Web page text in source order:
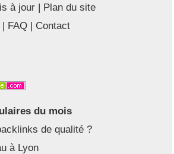
à jour | Plan du site
| FAQ | Contact
du mois
de qualité ?
à Lyon